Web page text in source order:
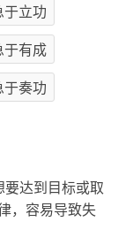
于立功
于有成
于奏功
要达到目标或取
，容易导致失